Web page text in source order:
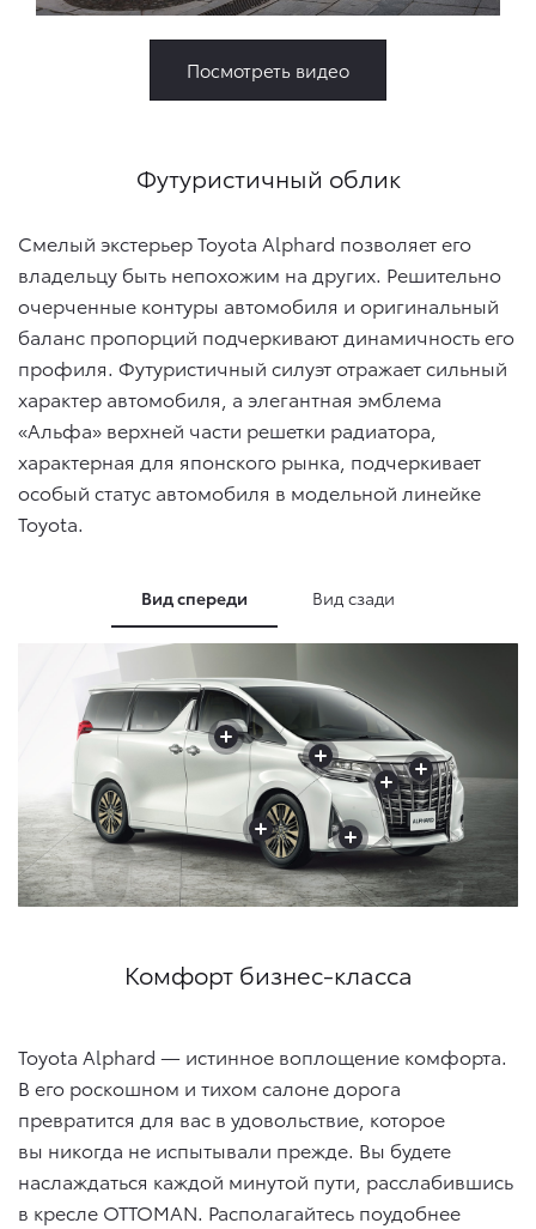
Посмотреть видео
Футуристичный облик
Смелый экстерьер Toyota Alphard позволяет его
владельцу быть непохожим на других. Решительно
очерченные контуры автомобиля и оригинальный
баланс пропорций подчеркивают динамичность его
профиля. Футуристичный силуэт отражает сильный
характер автомобиля, а элегантная эмблема
«Альфа» верхней части решетки радиатора,
характерная для японского рынка, подчеркивает
особый статус автомобиля в модельной линейке
Toyota.
Вид спереди Вид сзади
+
+
+
+
+
+
+
+
+
Комфорт бизнес-класса
Toyota Alphard — истинное воплощение комфорта.
В его роскошном и тихом салоне дорога
превратится для вас в удовольствие, которое
вы никогда не испытывали прежде. Вы будете
наслаждаться каждой минутой пути, расслабившись
в кресле OTTOMAN. Располагайтесь поудобнее